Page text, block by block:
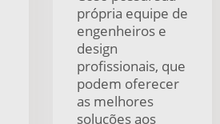
própria equipe de
engenheiros e
design
profissionais, que
podem oferecer
as melhores
soluções aos